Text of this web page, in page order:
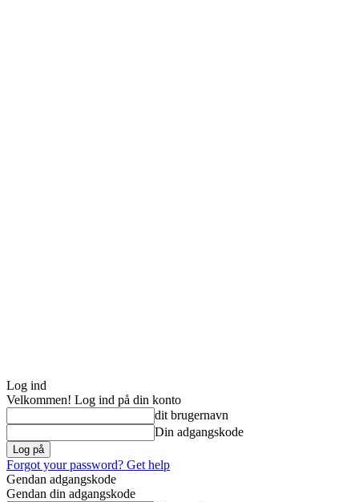
Log ind
Velkommen! Log ind på din konto
dit brugernavn
Din adgangskode
Forgot your password? Get help
Gendan adgangskode
Gendan din adgangskode